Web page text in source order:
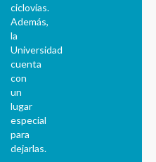
ciclovías.
Además,
la
Universidad
cuenta
con
un
lugar
especial
para
dejarlas.